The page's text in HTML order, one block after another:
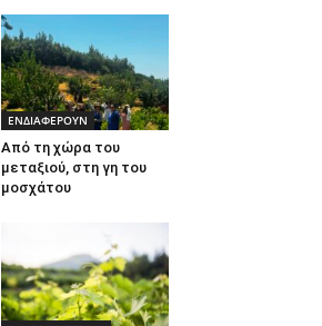
ΕΝΔΙΑΦΕΡΟΥΝ
Από τη χώρα του
μεταξιού, στη γη του
μοσχάτου